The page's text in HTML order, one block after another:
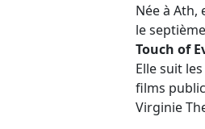
Née à Ath,
le
Touch of
Elle suit
films
Virginie